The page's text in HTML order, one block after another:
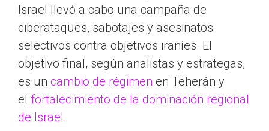
Israel llevó a cabo una campaña de
ciberataques, sabotajes y asesinatos
selectivos contra objetivos iraníes. El
objetivo final, según analistas y estrategas,
es un cambio de régimen en Teherán y
el fortalecimiento de la dominación regional
de Israel.